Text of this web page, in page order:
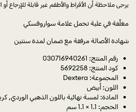
يرجى ملاحظة أن الأقراط والأطقم غير قابلة للإرجاع
مغلّفة في علبة تحمل علامة سواروفسكي
شهادة الأصالة مرفقة مع ضمان لمدة سنتين
رقم المنتج: 030716940261
كود المنتج: 5692258
المجموعة: Dextera
اللون: أبيض
المادة: لمسة نهائية باللون الذهبي الوردي,
الحجم: 1.1 × 1.1 سم